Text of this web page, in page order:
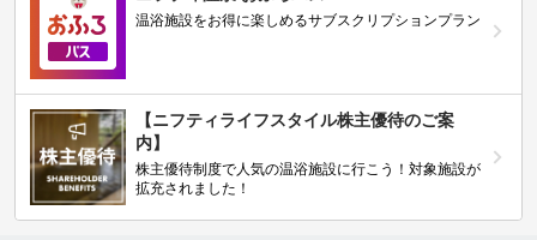
温浴施設をお得に楽しめるサブスクリプションプラン
【ニフティライフスタイル株主優待のご案
内】
株主優待制度で人気の温浴施設に行こう！対象施設が
拡充されました！